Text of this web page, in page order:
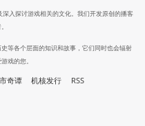
入探讨游戏相关的文化。我们开发原创的播客
等各个层面的知识和故事，它们同时也会辐射
戏的您。
奇谭 机核发行 RSS